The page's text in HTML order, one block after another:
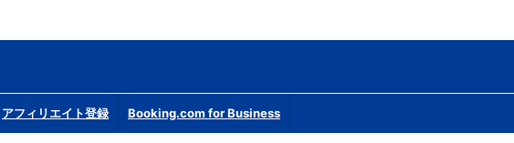
アフィリエイト登録 Booking.com for Business